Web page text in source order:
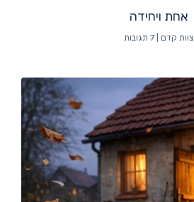
אחת ויחידה
צוות קדם 7 תגובות